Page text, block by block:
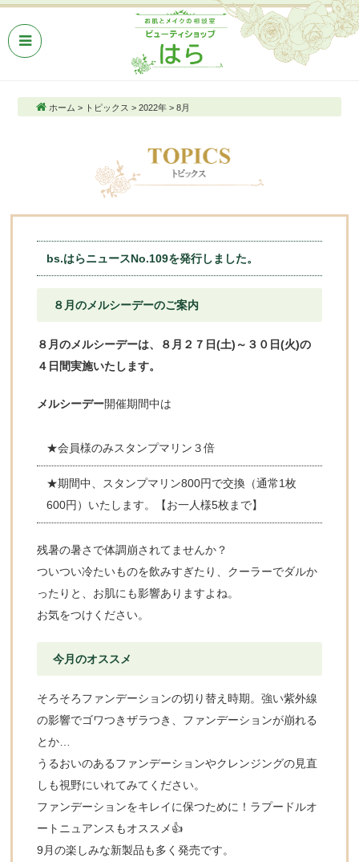
ホーム > トピックス > 2022年> 8月
bs.はらニュースNo.109を発行しました。
８月のメルシーデーのご案内
８月のメルシーデーは、８月２７日(土)～３０日(火)の
４日間実施いたします。
メルシーデー開催期間中は
★会員様のみスタンプマリン３倍
★期間中、スタンプマリン800円で交換（通常1枚
600円）いたします。【お一人様5枚まで】
残暑の暑さで体調崩されてませんか？
ついつい冷たいものを飲みすぎたり、クーラーでダルか
ったりと、お肌にも影響ありますよね。
お気をつけください。
今月のオススメ
そろそろファンデーションの切り替え時期。強い紫外線
の影響でゴワつきザラつき、ファンデーションが崩れる
とか…
うるおいのあるファンデーションやクレンジングの見直
しも視野にいれてみてください。
ファンデーションをキレイに保つために！ラプードルオ
ートニュアンスもオススメ👍
9月の楽しみな新製品も多く発売です。